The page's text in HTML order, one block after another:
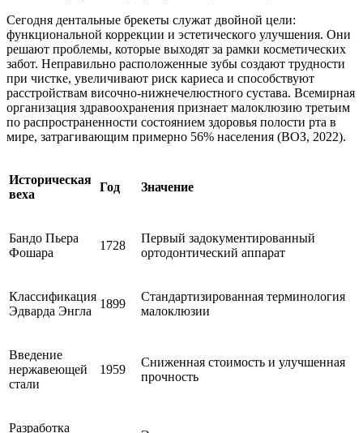
Сегодня дентальные брекеты служат двойной цели:
функциональной коррекции и эстетического улучшения. Они
решают проблемы, которые выходят за рамки косметических
забот. Неправильно расположенные зубы создают трудности
при чистке, увеличивают риск кариеса и способствуют
расстройствам височно-нижнечелюстного сустава. Всемирная
организация здравоохранения признает малоклюзию третьим
по распространенности состоянием здоровья полости рта в
мире, затрагивающим примерно 56% населения (ВОЗ, 2022).
Историческая
веха
Год Значение
Бандо Пьера
Фошара
1728
Первый задокументированный
ортодонтический аппарат
Классификация
Эдварда Энгла
1899
Стандартизированная терминология
малоклюзии
Введение
нержавеющей
стали
1959
Сниженная стоимость и улучшенная
прочность
Разработка